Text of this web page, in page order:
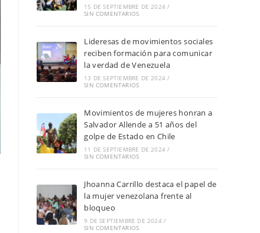
15 DE SEPTIEMBRE DE 2024 /
SIN COMENTARIOS
Lideresas de movimientos sociales
reciben formación para comunicar
la verdad de Venezuela
13 DE SEPTIEMBRE DE 2024 /
SIN COMENTARIOS
Movimientos de mujeres honran a
Salvador Allende a 51 años del
golpe de Estado en Chile
11 DE SEPTIEMBRE DE 2024 /
SIN COMENTARIOS
Jhoanna Carrillo destaca el papel de
la mujer venezolana frente al
bloqueo
9 DE SEPTIEMBRE DE 2024 /
SIN COMENTARIOS